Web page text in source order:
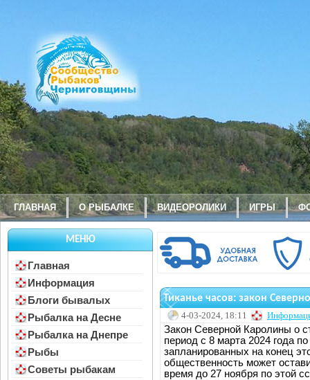
ГЛАВНАЯ О РЫБАЛКЕ ВИДЕОРОЛИКИ ИГРЫ
МЕНЮ
Главная
Информация
Блоги бывалых
Рыбалка на Десне
Рыбалка на Днепре
Рыбы
Советы рыбакам
Тиканье часов: закон
4-03-2024, 18:11
Закон Северной Каролины о
период с 8 марта 2024 года
запланированных на конец
общественность может
время до 27 ноября по этой